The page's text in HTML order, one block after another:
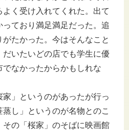
く受け入れてくれた。出て
ており満足満足だった。追
たかった。今はそんなこと
いたいどの店でも学生に優
でなかったからかもしれな
」というのがあったが行っ
し」というのが名物とのこ
その「桜家」のそばに映画館